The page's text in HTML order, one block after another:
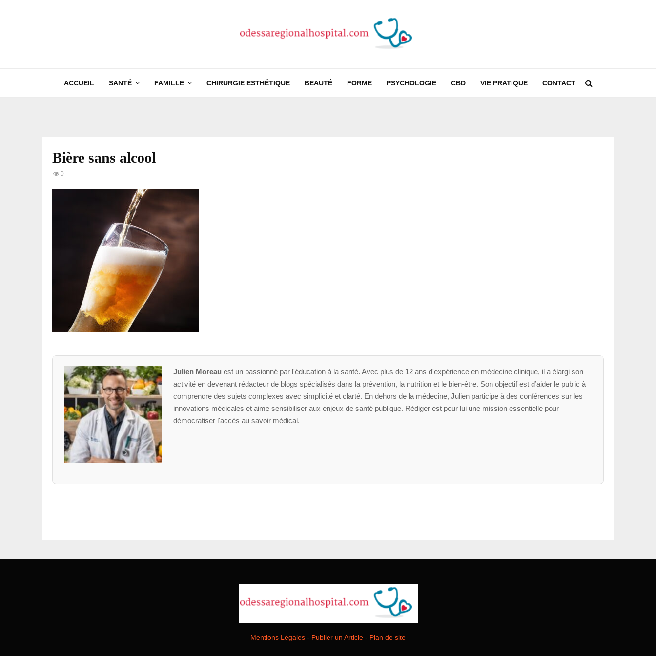
ACCUEIL SANTÉ FAMILLE CHIRURGIE ESTHÉTIQUE BEAUTÉ FORME PSYCHOLOGIE CBD VIE PRATIQUE CONTACT
Bière sans alcool
0
Julien Moreau est un passionné par l'éducation à la santé. Avec plus de 12 ans d'expérience en médecine clinique, il a élargi son
activité en devenant rédacteur de blogs spécialisés dans la prévention, la nutrition et le bien-être. Son objectif est d’aider le public à
comprendre des sujets complexes avec simplicité et clarté. En dehors de la médecine, Julien participe à des conférences sur les
innovations médicales et aime sensibiliser aux enjeux de santé publique. Rédiger est pour lui une mission essentielle pour
démocratiser l'accès au savoir médical.
Mentions Légales - Publier un Article - Plan de site